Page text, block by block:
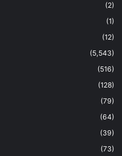
(2)
(1)
(12)
(5,543)
(516)
(128)
(79)
(64)
(39)
(73)